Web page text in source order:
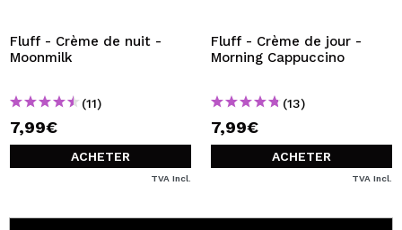
Fluff - Crème de nuit -
Moonmilk
(11)
7,99€
ACHETER
TVA Incl.
Fluff - Crème de jour -
Morning Cappuccino
(13)
7,99€
ACHETER
TVA Incl.